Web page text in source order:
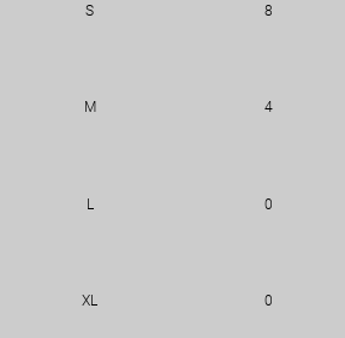
S 8
M 4
L 0
XL 0